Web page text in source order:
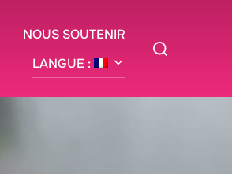
NOUS SOUTENIR
LANGUE :
Rechercher :